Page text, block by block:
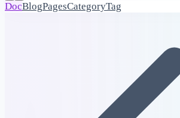
DocBlogPagesCategoryTag